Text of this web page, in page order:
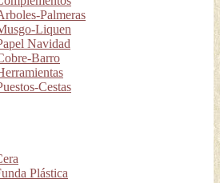
Palmeras
Liquen
Navidad
Barro
Cestas
Plástica